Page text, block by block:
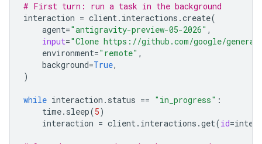
# First turn: run a task in the background
interaction = client. interactions .create(
agent="antigravity-preview-05-2026" ,
input="Clone https://github.com/google/
environment="remote" ,
background=True,
)
while interaction . status == "in_progress" :
time. sleep(5)
interaction = client. interactions .get(id=